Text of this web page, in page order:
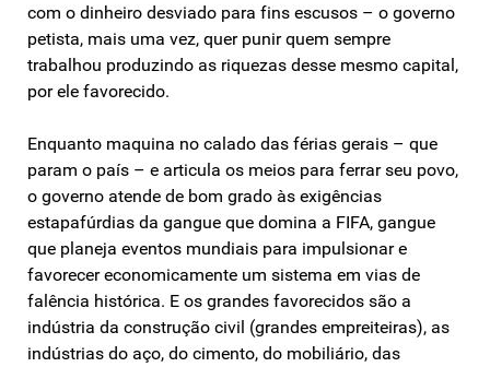
com o dinheiro desviado para fins escusos – o governo
petista, mais uma vez, quer punir quem sempre
trabalhou produzindo as riquezas desse mesmo capital,
por ele favorecido.
Enquanto maquina no calado das férias gerais – que
param o país – e articula os meios para ferrar seu povo,
o governo atende de bom grado às exigências
estapafúrdias da gangue que domina a FIFA, gangue
que planeja eventos mundiais para impulsionar e
favorecer economicamente um sistema em vias de
falência histórica. E os grandes favorecidos são a
indústria da construção civil (grandes empreiteiras), as
indústrias do aço, do cimento, do mobiliário, das